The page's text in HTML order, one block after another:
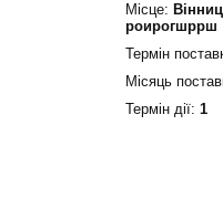
Мiсце:
роирогшррш
Термін
Місяць
Термін дiї: 1